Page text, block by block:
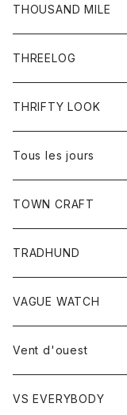
ワンピース
コート
ジーンズ
ショートパンツ
トップス
Tシャツ
THOUSAND MILE
THREELOG
トップス
Tシャツ
THRIFTY LOOK
Tous les jours
トップス
レディース
カットソー
TOWN CRAFT
TRADHUND
セーター
ベスト
VAGUE WATCH
時計
Vent d'ouest
ボトム
VS EVERYBODY